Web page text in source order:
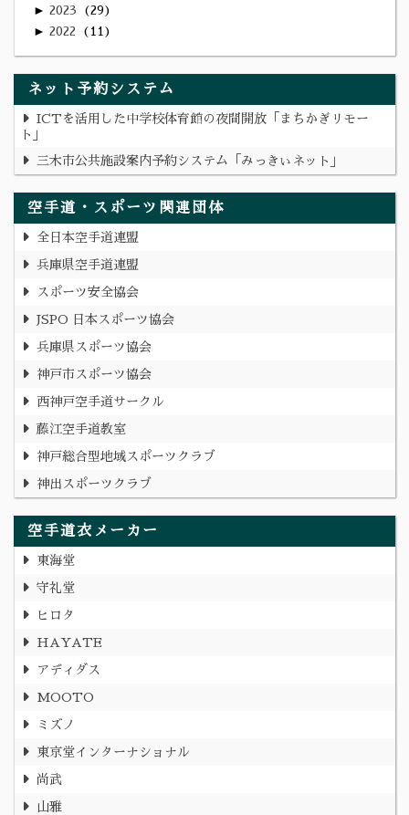
► 2023 29
► 2022 11
ネット予約システム
ICTを活用した中学校体育館の夜間開放「まちかぎリモー
ト」
三木市公共施設案内予約システム「みっきぃネット」
空手道・スポーツ関連団体
全日本空手道連盟
兵庫県空手道連盟
スポーツ安全協会
JSPO 日本スポーツ協会
兵庫県スポーツ協会
神戸市スポーツ協会
西神戸空手道サークル
藤江空手道教室
神戸総合型地域スポーツクラブ
神出スポーツクラブ
空手道衣メーカー
東海堂
守礼堂
ヒロタ
HAYATE
アディダス
MOOTO
ミズノ
東京堂インターナショナル
尚武
山雅